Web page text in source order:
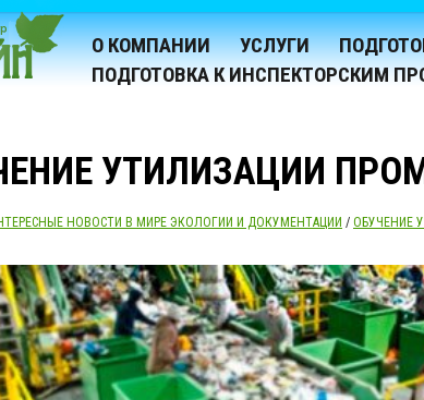
О КОМПАНИИ УСЛУГИ
ПОДГОТОВКА К ИНСПЕКТОРСКИМ
УТИЛИЗАЦИИ
НОВОСТИ В МИРЕ ЭКОЛОГИИ И ДОКУМЕНТАЦИИ / ОБУЧЕНИЕ